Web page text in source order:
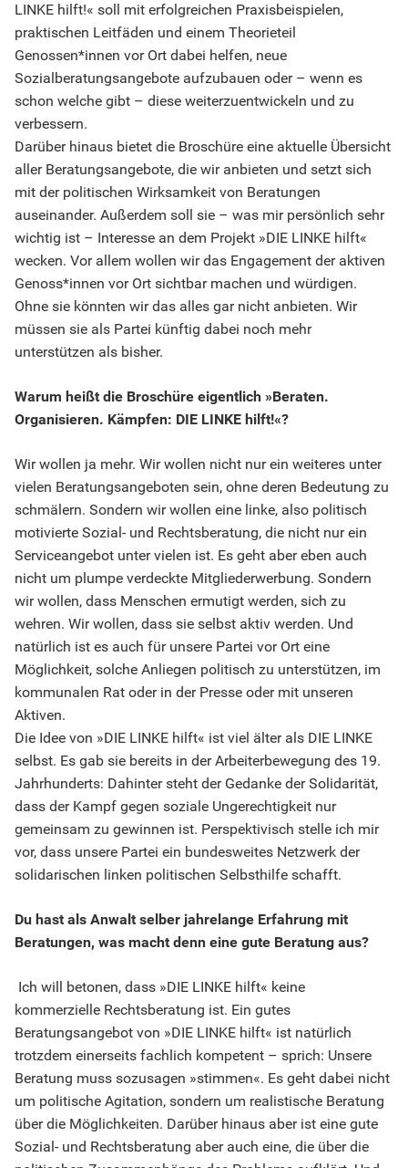
LINKE hilft!« soll mit erfolgreichen Praxisbeispielen,
praktischen Leitfäden und einem Theorieteil
Genossen*innen vor Ort dabei helfen, neue
Sozialberatungsangebote aufzubauen oder – wenn es
schon welche gibt – diese weiterzuentwickeln und zu
verbessern.
Darüber hinaus bietet die Broschüre eine aktuelle Übersicht
aller Beratungsangebote, die wir anbieten und setzt sich
mit der politischen Wirksamkeit von Beratungen
auseinander. Außerdem soll sie – was mir persönlich sehr
wichtig ist – Interesse an dem Projekt »DIE LINKE hilft«
wecken. Vor allem wollen wir das Engagement der aktiven
Genoss*innen vor Ort sichtbar machen und würdigen.
Ohne sie könnten wir das alles gar nicht anbieten. Wir
müssen sie als Partei künftig dabei noch mehr
unterstützen als bisher.
Warum heißt die Broschüre eigentlich »Beraten.
Organisieren. Kämpfen: DIE LINKE hilft!«?
Wir wollen ja mehr. Wir wollen nicht nur ein weiteres unter
vielen Beratungsangeboten sein, ohne deren Bedeutung zu
schmälern. Sondern wir wollen eine linke, also politisch
motivierte Sozial- und Rechtsberatung, die nicht nur ein
Serviceangebot unter vielen ist. Es geht aber eben auch
nicht um plumpe verdeckte Mitgliederwerbung. Sondern
wir wollen, dass Menschen ermutigt werden, sich zu
wehren. Wir wollen, dass sie selbst aktiv werden. Und
natürlich ist es auch für unsere Partei vor Ort eine
Möglichkeit, solche Anliegen politisch zu unterstützen, im
kommunalen Rat oder in der Presse oder mit unseren
Aktiven.
Die Idee von »DIE LINKE hilft« ist viel älter als DIE LINKE
selbst. Es gab sie bereits in der Arbeiterbewegung des 19.
Jahrhunderts: Dahinter steht der Gedanke der Solidarität,
dass der Kampf gegen soziale Ungerechtigkeit nur
gemeinsam zu gewinnen ist. Perspektivisch stelle ich mir
vor, dass unsere Partei ein bundesweites Netzwerk der
solidarischen linken politischen Selbsthilfe schafft.
Du hast als Anwalt selber jahrelange Erfahrung mit
Beratungen, was macht denn eine gute Beratung aus?
Ich will betonen, dass »DIE LINKE hilft« keine
kommerzielle Rechtsberatung ist. Ein gutes
Beratungsangebot von »DIE LINKE hilft« ist natürlich
trotzdem einerseits fachlich kompetent – sprich: Unsere
Beratung muss sozusagen »stimmen«. Es geht dabei nicht
um politische Agitation, sondern um realistische Beratung
über die Möglichkeiten. Darüber hinaus aber ist eine gute
Sozial- und Rechtsberatung aber auch eine, die über die